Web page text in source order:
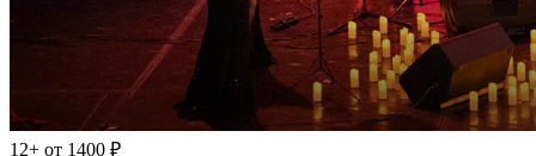
12+ от 1400 ₽